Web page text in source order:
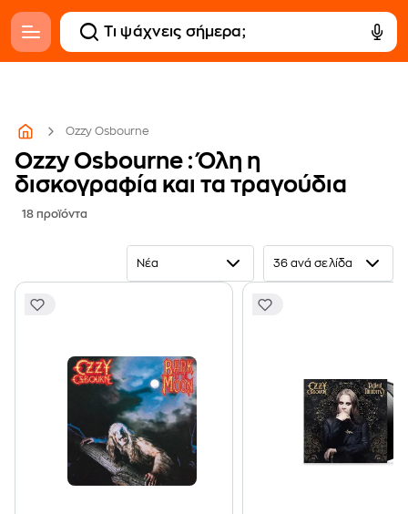
Ozzy Osbourne
Ozzy Osbourne : Όλη η
δισκογραφία και τα τραγούδια
18 προϊόντα
Νέα 36 ανά σελίδα